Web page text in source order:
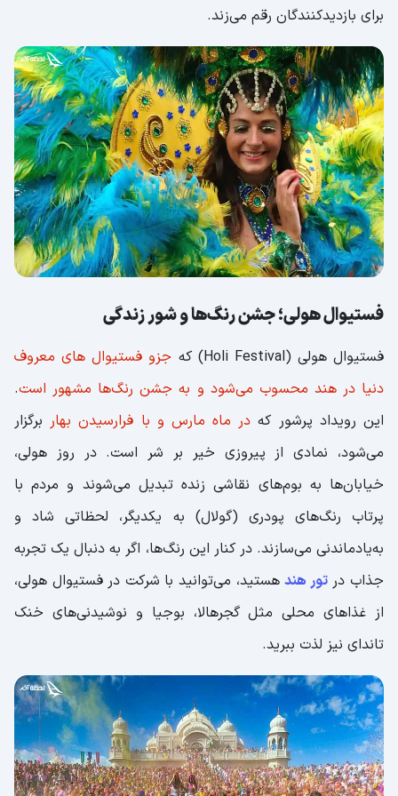
برای بازدیدکنندگان رقم می‌زند.
فستیوال هولی؛ جشن رنگ‌ها و شور زندگی
فستیوال هولی (Holi Festival) که
جزو فستیوال های معروف
دنیا در هند محسوب می‌شود و به جشن رنگ‌ها مشهور است.
این رویداد پرشور که در ماه مارس و با فرارسیدن بهار برگزار
می‌شود، نمادی از پیروزی خیر بر شر است. در روز هولی،
خیابان‌ها به بوم‌های نقاشی زنده تبدیل می‌شوند و مردم با
پرتاب رنگ‌های پودری (گولال) به یکدیگر، لحظاتی شاد و
به‌یادماندنی می‌سازند. در کنار این رنگ‌ها، اگر به دنبال یک تجربه
جذاب درتور هندهستید، می‌توانید با شرکت در فستیوال هولی،
از غذاهای محلی مثل گجرهالا، بوجیا و نوشیدنی‌های خنک
تاندای نیز لذت ببرید.